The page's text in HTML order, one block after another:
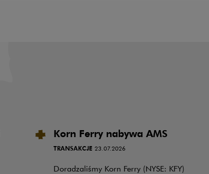
Korn Ferry nabywa AMS
TRANSAKCJE 23.07.2026
Doradzaliśmy Korn Ferry (NYSE: KFY)